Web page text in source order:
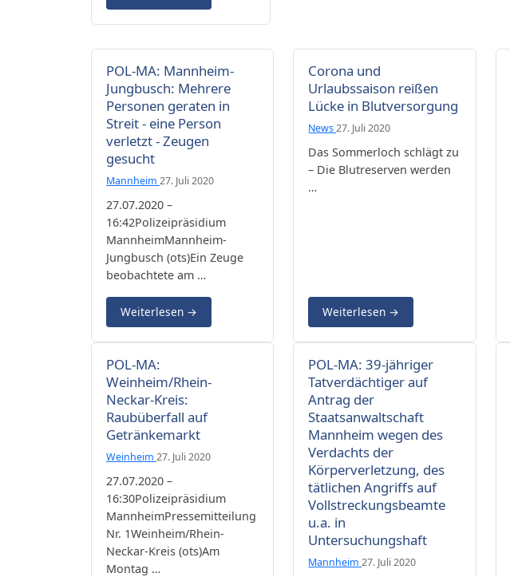
POL-MA: Mannheim-
Jungbusch: Mehrere
Personen geraten in
Streit - eine Person
verletzt - Zeugen
gesucht
Mannheim 27. Juli 2020
27.07.2020 –
16:42Polizeipräsidium
MannheimMannheim-
Jungbusch (ots)Ein Zeuge
beobachtete am …
Weiterlesen →
Corona und
Urlaubssaison reißen
Lücke in Blutversorgung
News27. Juli 2020
Das Sommerloch schlägt zu
– Die Blutreserven werden
…
Weiterlesen →
POL-MA:
Weinheim/Rhein-
Neckar-Kreis:
Raubüberfall auf
Getränkemarkt
Weinheim 27. Juli 2020
27.07.2020 –
16:30Polizeipräsidium
MannheimPressemitteilung
Nr. 1Weinheim/Rhein-
Neckar-Kreis (ots)Am
Montag …
POL-MA: 39-jähriger
Tatverdächtiger auf
Antrag der
Staatsanwaltschaft
Mannheim wegen des
Verdachts der
Körperverletzung, des
tätlichen Angriffs auf
Vollstreckungsbeamte
u.a. in
Untersuchungshaft
Mannheim27. Juli 2020